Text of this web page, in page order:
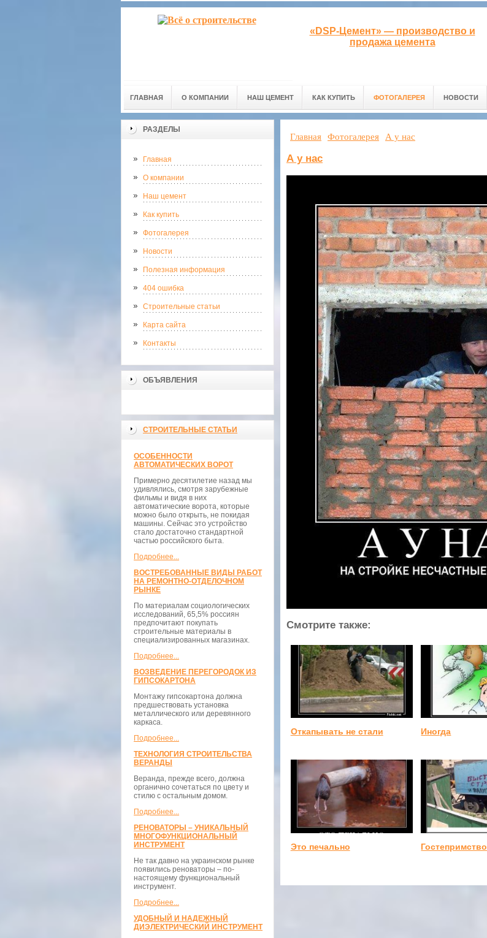
«DSP-Цемент» — производство и
продажа цемента
ГЛАВНАЯ О КОМПАНИИ НАШ ЦЕМЕНТ КАК КУПИТЬ ФОТОГАЛЕРЕЯ НОВОСТИ
РАЗДЕЛЫ
Главная
О компании
Наш цемент
Как купить
Фотогалерея
Новости
Полезная информация
404 ошибка
Строительные статьи
Карта сайта
Контакты
ОБЪЯВЛЕНИЯ
СТРОИТЕЛЬНЫЕ СТАТЬИ
ОСОБЕННОСТИ
АВТОМАТИЧЕСКИХ ВОРОТ
Примерно десятилетие назад мы
удивлялись, смотря зарубежные
фильмы и видя в них
автоматические ворота, которые
можно было открыть, не покидая
машины. Сейчас это устройство
стало достаточно стандартной
частью российского быта.
Подробнее...
ВОСТРЕБОВАННЫЕ ВИДЫ РАБОТ
НА РЕМОНТНО-ОТДЕЛОЧНОМ
РЫНКЕ
По материалам социологических
исследований, 65,5% россиян
предпочитают покупать
строительные материалы в
специализированных магазинах.
Подробнее...
ВОЗВЕДЕНИЕ ПЕРЕГОРОДОК ИЗ
ГИПСОКАРТОНА
Монтажу гипсокартона должна
предшествовать установка
металлического или деревянного
каркаса.
Подробнее...
ТЕХНОЛОГИЯ СТРОИТЕЛЬСТВА
ВЕРАНДЫ
Веранда, прежде всего, должна
органично сочетаться по цвету и
стилю с остальным домом.
Подробнее...
РЕНОВАТОРЫ – УНИКАЛЬНЫЙ
МНОГОФУНКЦИОНАЛЬНЫЙ
ИНСТРУМЕНТ
Не так давно на украинском рынке
появились реноваторы – по-
настоящему функциональный
инструмент.
Подробнее...
УДОБНЫЙ И НАДЕЖНЫЙ
ДИЭЛЕКТРИЧЕСКИЙ ИНСТРУМЕНТ
Главная Фотогалерея А у нас
А у нас
Смотрите также:
Откапывать не стали Иногда
Это печально Гостепримство